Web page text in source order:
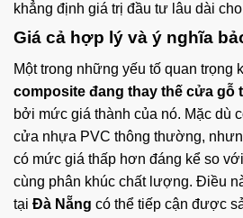
khẳng định giá trị đầu tư lâu dài
Giá cả hợp lý và ý nghĩa
Một trong những yếu tố quan trọng
composite đang thay thế cửa gỗ
bởi mức giá thành của nó. Mặc dù
cửa nhựa PVC thông thường,
có mức giá thấp hơn đáng kể so với
cùng phân khúc chất lượng. Điều
tại Đà Nẵng có thể tiếp cận được